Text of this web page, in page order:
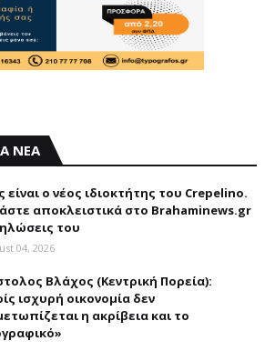
ΝΕΑ
είναι ο νέος ιδιοκτήτης του Crepelino.
αποκλειστικά στο Brahaminews.gr
του
04, 2026
Βλάχος (Κεντρική Πορεία):
ισχυρή οικονομία δεν
η ακρίβεια και το